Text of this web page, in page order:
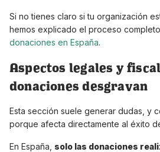
Si no tienes claro si tu organización
hemos explicado el proceso
donaciones en España.
Aspectos legales y
donaciones desgravan
Esta sección suele generar dudas, y
porque afecta directamente al éxito
En España, solo las donaciones